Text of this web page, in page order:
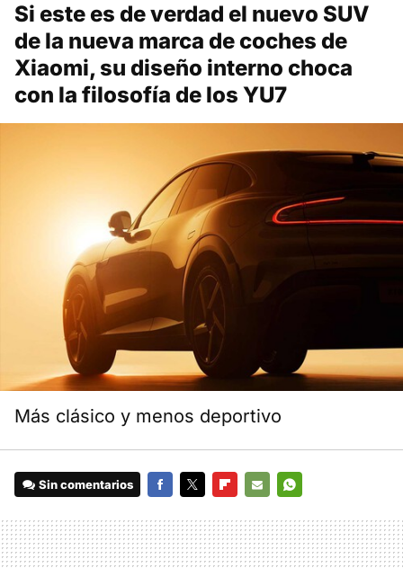
Si este es de verdad el nuevo SUV
de la nueva marca de coches de
Xiaomi, su diseño interno choca
con la filosofía de los YU7
Más clásico y menos deportivo
Sin comentarios
MAIL